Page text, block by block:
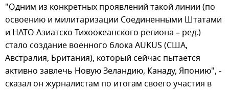
"Одним из конкретных проявлений такой линии (по
освоению и милитаризации Соединенными Штатами
и НАТО Азиатско-Тихоокеанского региона – ред.)
стало создание военного блока AUKUS (США,
Австралия, Британия), который сейчас пытается
активно завлечь Новую Зеландию, Канаду, Японию", -
сказал он журналистам по итогам своего участия в